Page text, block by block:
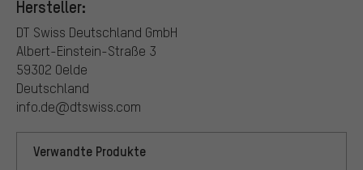
Hersteller:
DT Swiss Deutschland GmbH
Albert-Einstein-Straße 3
59302 Oelde
Deutschland
info.de@dtswiss.com
Verwandte Produkte